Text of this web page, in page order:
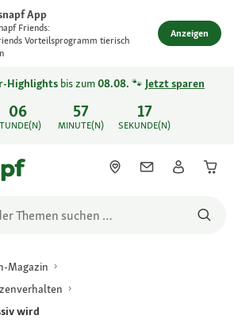
App
Friends:
Vorteilsprogramm tierisch
Anzeigen
06 57
MINUTE(N)
17
SEKUNDE(N)
Highlights bis zum08.08. 🐾 Jetzt sparen
Magazin
wird